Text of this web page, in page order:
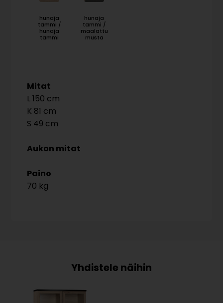
hunaja
tammi /
hunaja
tammi
hunaja
tammi /
maalattu
musta
Mitat
150
81
49
Aukon mitat
Paino
70 kg